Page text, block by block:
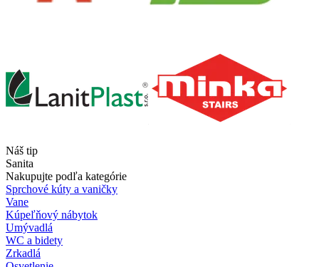
Náš tip
Sanita
Nakupujte podľa kategórie
Sprchové kúty a vaničky
Vane
Kúpeľňový nábytok
Umývadlá
WC a bidety
Zrkadlá